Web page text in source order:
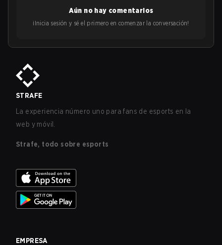
Aún no hay comentarios
¡Inicia sesión y sé el primero en comenzar la conversación!
STRAFE
La experiencia número uno para fans de esports en la
web y móvil.
Strafe, todo sobre esports
EMPRESA